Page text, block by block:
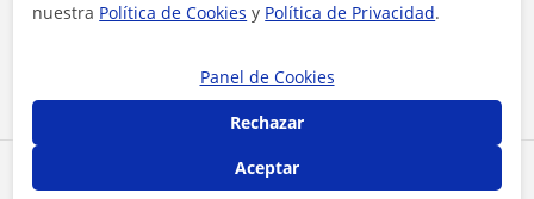
Comparte a este profesor
nuestra Política de Cookies y Política de Privacidad.
Panel de Cookies
Rechazar
Aceptar